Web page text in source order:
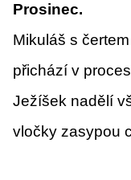
Prosinec.
Mikuláš s
přichází v
Ježíšek nadělí
vločky zasypou